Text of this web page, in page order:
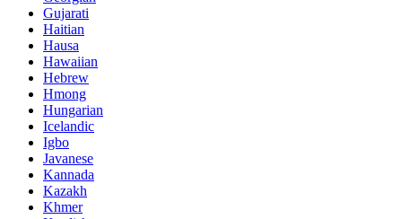
Gujarati
Haitian
Hausa
Hawaiian
Hebrew
Hmong
Hungarian
Icelandic
Igbo
Javanese
Kannada
Kazakh
Khmer